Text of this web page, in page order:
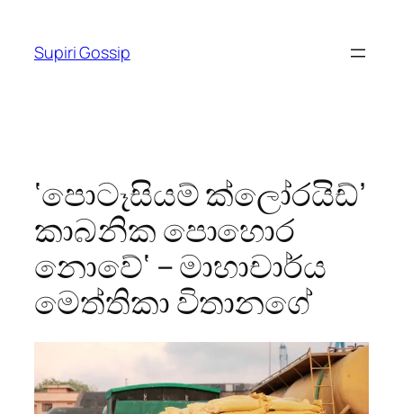
content
Supiri Gossip
‘පොටෑසියම් ක්ලෝරයිඩ්’
කාබනික පොහොර
නොවේ‘ – මාහාචාර්ය
මෙත්තිකා විතානගේ